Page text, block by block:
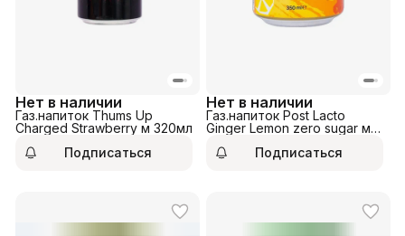
Нет в наличии
Газ.напиток Thums Up
Charged Strawberry м 320мл
Подписаться
Нет в наличии
Газ.напиток Post Lacto
Ginger Lemon zero sugar м
Подписаться